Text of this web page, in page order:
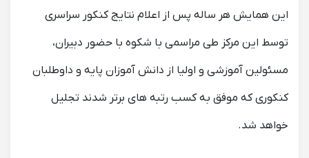
این همایش هر ساله پس از اعلام نتایج کنکور سراسری
توسط این مرکز طی مراسمی با شکوه با حضور دبیران،
مسئولین آموزشی و اولیا از دانش آموزان پایه و داوطلبان
کنکوری که موفق به کسب رتبه های برتر شدند تجلیل
خواهد شد.